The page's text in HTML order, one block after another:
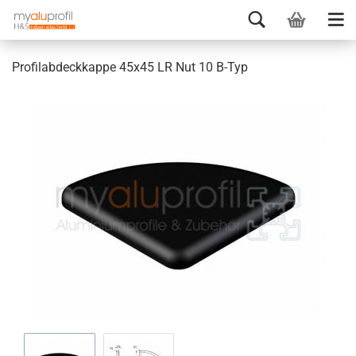
Profilabdeckkappe 45x45 LR Nut 10 B-Typ